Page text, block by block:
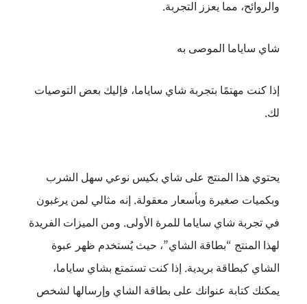
والروائح، مما يعزز التجربة.
شاي ساياما الموصى به
إذا كنت مهتمًا بتجربة شاي ساياما، فإليك بعض التوصيات
لك.
يحتوي هذا المنتج على شاي بكيس نوعي سهل الشرب
وبكميات صغيرة وبأسعار معقولة. إنه مثالي لمن يرغبون
في تجربة شاي ساياما للمرة الأولى. ومن الميزات الفريدة
لهذا المنتج “بطاقة الشاي”، حيث يُستخدم ظهر عبوة
الشاي كبطاقة بريدية. إذا كنت تستمتع بشاي ساياما،
يمكنك كتابة عنوانك على بطاقة الشاي وإرسالها لشخص